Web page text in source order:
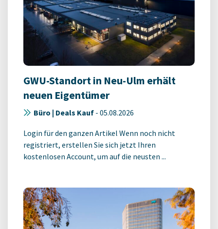
GWU-Standort in Neu-Ulm erhält
neuen Eigentümer
Büro | Deals Kauf - 05.08.2026
Login für den ganzen Artikel Wenn noch nicht
registriert, erstellen Sie sich jetzt Ihren
kostenlosen Account, um auf die neusten ...